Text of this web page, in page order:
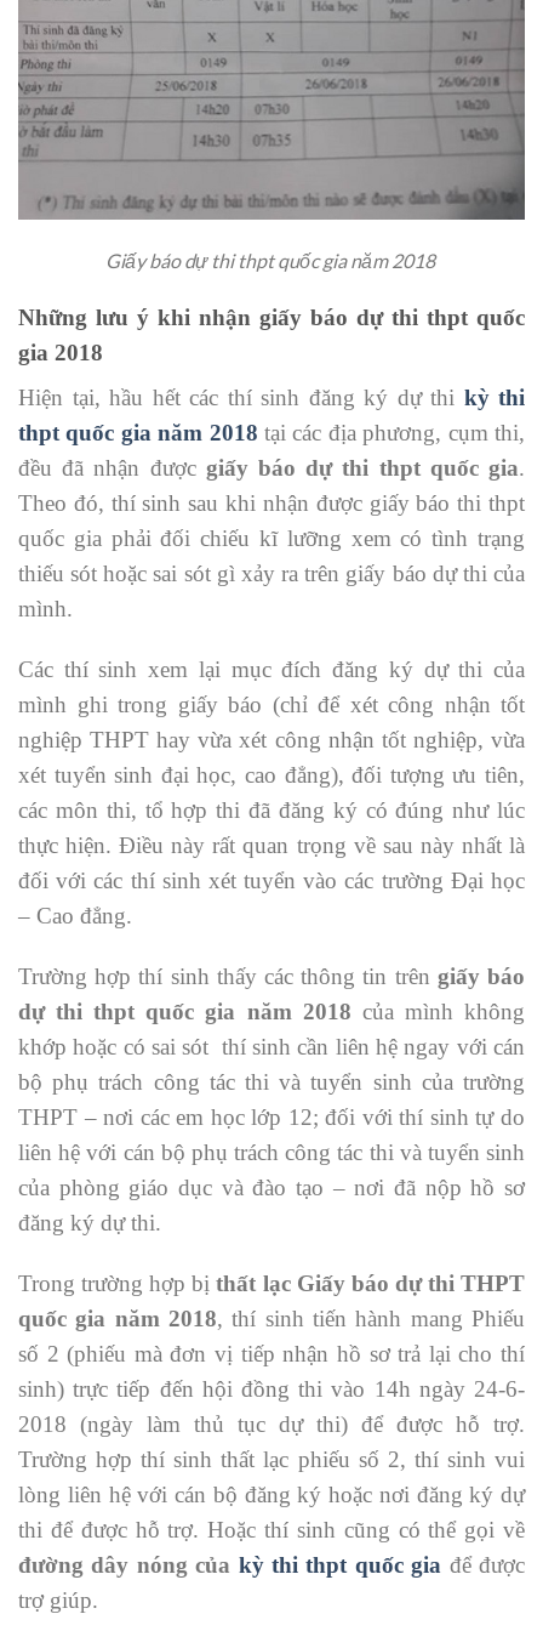
Giấy báo dự thi thpt quốc gia năm 2018
Những lưu ý khi nhận giấy báo dự thi thpt quốc
gia 2018
Hiện tại, hầu hết các thí sinh đăng ký dự thi kỳ thi
thpt quốc gia năm 2018 tại các địa phương, cụm thi,
đều đã nhận được giấy báo dự thi thpt quốc gia.
Theo đó, thí sinh sau khi nhận được giấy báo thi thpt
quốc gia phải đối chiếu kĩ lưỡng xem có tình trạng
thiếu sót hoặc sai sót gì xảy ra trên giấy báo dự thi của
mình.
Các thí sinh xem lại mục đích đăng ký dự thi của
mình ghi trong giấy báo (chỉ để xét công nhận tốt
nghiệp THPT hay vừa xét công nhận tốt nghiệp, vừa
xét tuyển sinh đại học, cao đẳng), đối tượng ưu tiên,
các môn thi, tổ hợp thi đã đăng ký có đúng như lúc
thực hiện. Điều này rất quan trọng về sau này nhất là
đối với các thí sinh xét tuyển vào các trường Đại học
– Cao đẳng.
Trường hợp thí sinh thấy các thông tin trên giấy báo
dự thi thpt quốc gia năm 2018 của mình không
khớp hoặc có sai sót thí sinh cần liên hệ ngay với cán
bộ phụ trách công tác thi và tuyển sinh của trường
THPT – nơi các em học lớp 12; đối với thí sinh tự do
liên hệ với cán bộ phụ trách công tác thi và tuyển sinh
của phòng giáo dục và đào tạo – nơi đã nộp hồ sơ
đăng ký dự thi.
Trong trường hợp bịthất lạc Giấy báo dự thi THPT
quốc gia năm 2018, thí sinh tiến hành mang Phiếu
số 2 (phiếu mà đơn vị tiếp nhận hồ sơ trả lại cho thí
sinh) trực tiếp đến hội đồng thi vào 14h ngày 24-6-
2018 (ngày làm thủ tục dự thi) để được hỗ trợ.
Trường hợp thí sinh thất lạc phiếu số 2, thí sinh vui
lòng liên hệ với cán bộ đăng ký hoặc nơi đăng ký dự
thi để được hỗ trợ. Hoặc thí sinh cũng có thể gọi về
đường dây nóng của kỳ thi thpt quốc gia để được
trợ giúp.